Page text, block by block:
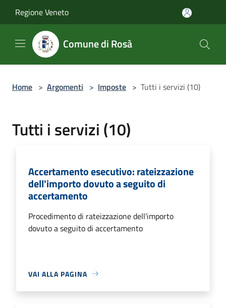
Regione Veneto
Comune di Rosà
Home > Argomenti > Imposte > Tutti i servizi (10)
Tutti i servizi (10)
Accertamento esecutivo: rateizzazione
dell'importo dovuto a seguito di
accertamento
Procedimento di rateizzazione dell'importo
dovuto a seguito di accertamento
VAI ALLA PAGINA